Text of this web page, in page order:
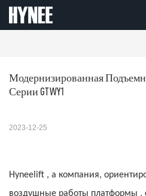
Модернизированная
Серии GTWY1
2023-12-25
Hyneelift , а компания,
воздушные работы платформы ,